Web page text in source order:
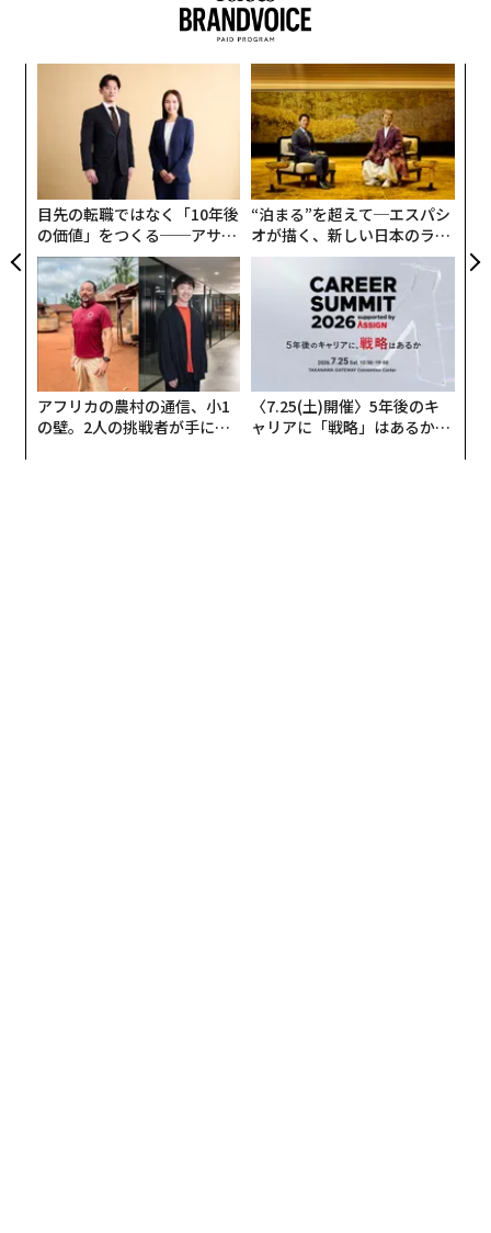
目先の転職ではなく「10年後
の価値」をつくる──アサイ
ンの長期伴走型支援とは
“泊まる”を超えて─エスパシ
オが描く、新しい日本のラグ
ジュアリー（中編）
アフリカの農村の通信、小1
の壁。2人の挑戦者が手にし
〈7.25(土)開催〉5年後のキ
ャリアに「戦略」はあるか。